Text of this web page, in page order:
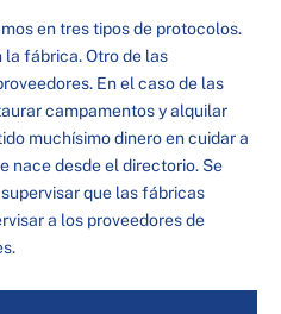
en tres tipos de protocolos.
la fábrica. Otro de las
En el caso de las
campamentos y alquilar
muchísimo dinero en cuidar a
nace desde el directorio. Se
que las fábricas
a los proveedores de